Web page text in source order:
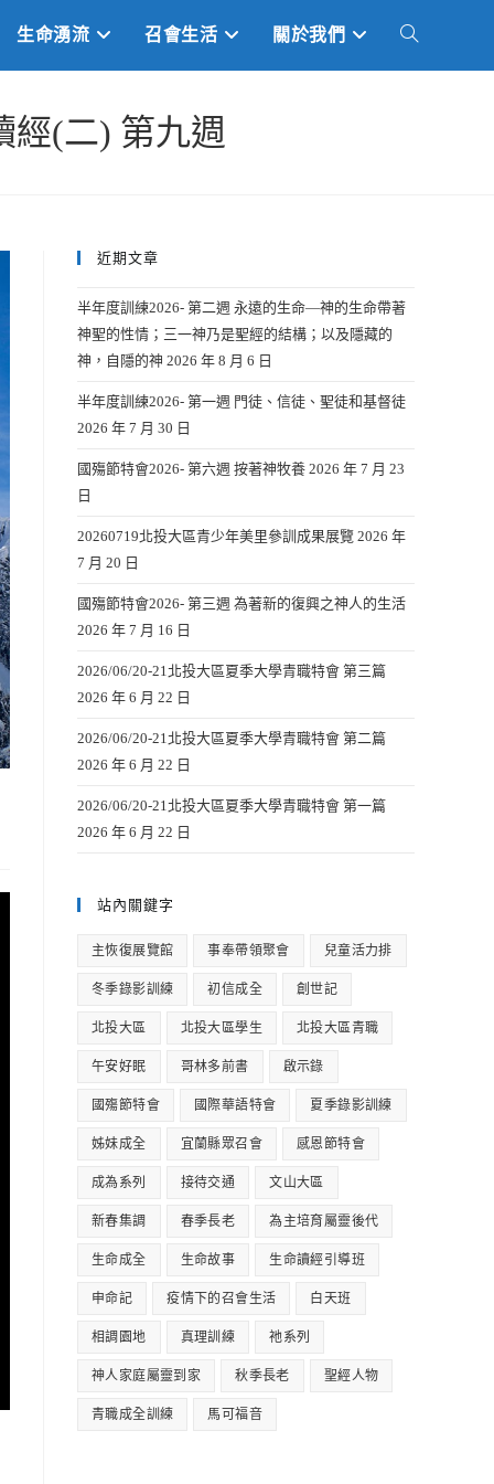
生命湧流 召會生活 關於我們 TOGGLE
經(二) 第九週
近期文章
半年度訓練2026- 第二週 永遠的生命—神的生命帶著
神聖的性情；三一神乃是聖經的結構；以及隱藏的
神，自隱的神 2026 年 8 月 6 日
半年度訓練2026- 第一週 門徒、信徒、聖徒和基督徒
2026 年 7 月 30 日
國殤節特會2026- 第六週 按著神牧養 2026 年 7 月 23
日
20260719北投大區青少年美里參訓成果展覽 2026 年
7 月 20 日
國殤節特會2026- 第三週 為著新的復興之神人的生活
2026 年 7 月 16 日
2026/06/20-21北投大區夏季大學青職特會 第三篇
2026 年 6 月 22 日
2026/06/20-21北投大區夏季大學青職特會 第二篇
2026 年 6 月 22 日
2026/06/20-21北投大區夏季大學青職特會 第一篇
2026 年 6 月 22 日
站內關鍵字
主恢復展覽館 事奉帶領聚會 兒童活力排
冬季錄影訓練 初信成全 創世記
北投大區 北投大區學生 北投大區青職
午安好眠 哥林多前書 啟示錄
國殤節特會 國際華語特會 夏季錄影訓練
姊妹成全 宜蘭縣眾召會 感恩節特會
成為系列 接待交通 文山大區
新春集調 春季長老 為主培育屬靈後代
生命成全 生命故事 生命讀經引導班
申命記 疫情下的召會生活 白天班
相調園地 真理訓練 祂系列
神人家庭屬靈到家 秋季長老 聖經人物
青職成全訓練 馬可福音